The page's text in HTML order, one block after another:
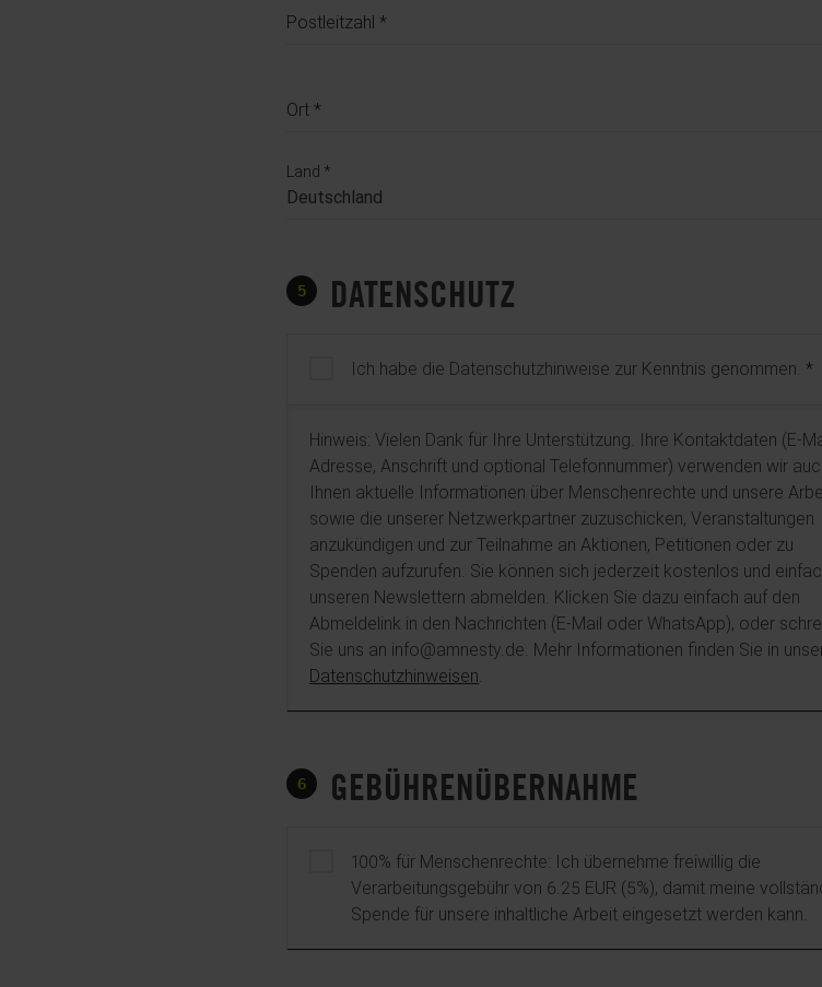
Postleitzahl
Ort
Land
5 DATENSCHUTZ
Ich habe die Datenschutzhinweise zur Kenntnis genommen.
Hinweis: Vielen Dank für Ihre Unterstützung. Ihre Kontaktdaten (E-
Adresse, Anschrift und optional Telefonnummer) verwenden wir
Ihnen aktuelle Informationen über Menschenrechte und unsere
sowie die unserer Netzwerkpartner zuzuschicken, Veranstaltungen
anzukündigen und zur Teilnahme an Aktionen, Petitionen oder zu
Spenden aufzurufen. Sie können sich jederzeit kostenlos und
unseren Newslettern abmelden. Klicken Sie dazu einfach auf den
Abmeldelink in den Nachrichten (E-Mail oder WhatsApp), oder
Sie uns an info@amnesty.de. Mehr Informationen finden Sie in
Datenschutzhinweisen
6 GEBÜHRENÜBERNAHME
100% für Menschenrechte: Ich übernehme freiwillig die
Verarbeitungsgebühr von 6.25 EUR (5%), damit meine
Spende für unsere inhaltliche Arbeit eingesetzt werden kann.